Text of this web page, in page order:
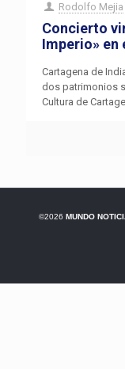
Rodolfo Mejia
Concierto
Imperio»
Cartagena de
dos patrimonios
Cultura de
©2026 MUNDO